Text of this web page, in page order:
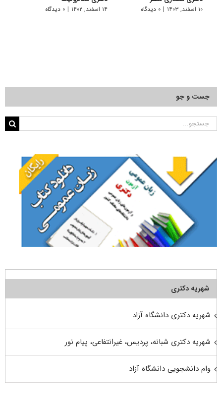
۱۰ اسفند, ۱۴۰۳ | ۰ دیدگاه ۱۴ اسفند, ۱۴۰۲ | ۰ دیدگاه
جست و جو
جستجو
شهریه دکتری
شهریه دکتری دانشگاه آزاد
شهریه دکتری شبانه، پردیس، غیرانتفاعی، پیام نور
وام دانشجویی دانشگاه آزاد